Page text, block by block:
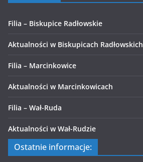
Filia – Biskupice Radłowskie
Aktualności w Biskupicach Radłowskich
Filia – Marcinkowice
Aktualności w Marcinkowicach
Filia – Wał-Ruda
Aktualności w Wał-Rudzie
Ostatnie informacje: